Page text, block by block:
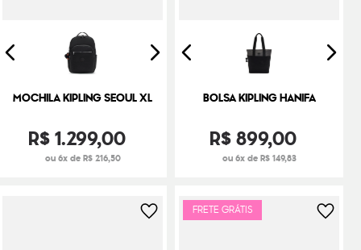
MOCHILA KIPLING SEOUL XL
R$1.299,00
ou 6x de R$ 216,50
BOLSA KIPLING HANIFA
R$899,00
ou 6x de R$ 149,83
FRETE GRÁTIS